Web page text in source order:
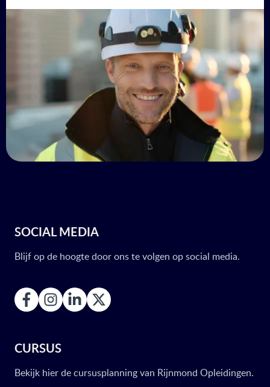
SOCIAL MEDIA
Blijf op de hoogte door ons te volgen op social media.
CURSUS
Bekijk hier de cursusplanning van Rijnmond Opleidingen.